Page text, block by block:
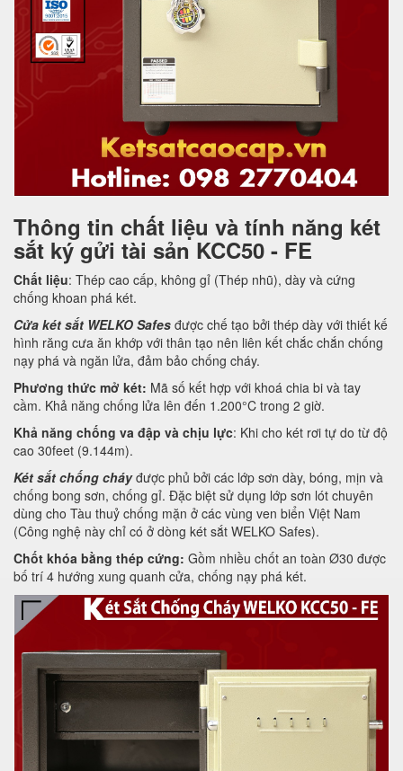
Thông tin chất liệu và tính năng két
sắt ký gửi tài sản KCC50 - FE
Chất liệu: Thép cao cấp, không gỉ (Thép nhũ), dày và cứng
chống khoan phá két.
Cửa két sắt WELKO Safes được chế tạo bởi thép dày với thiết kế
hình răng cưa ăn khớp với thân tạo nên liên kết chắc chắn chống
nạy phá và ngăn lửa, đảm bảo chống cháy.
Phương thức mở két: Mã số kết hợp với khoá chia bi và tay
cầm. Khả năng chống lửa lên đến 1.200°C trong 2 giờ.
Khả năng chống va đập và chịu lực: Khi cho két rơi tự do từ độ
cao 30feet (9.144m).
Két sắt chống cháyđược phủ bởi các lớp sơn dày, bóng, mịn và
chống bong sơn, chống gỉ. Đặc biệt sử dụng lớp sơn lót chuyên
dùng cho Tàu thuỷ chống mặn ở các vùng ven biển Việt Nam
(Công nghệ này chỉ có ở dòng két sắt WELKO Safes).
Chốt khóa bằng thép cứng: Gồm nhiều chốt an toàn Ø30 được
bố trí 4 hướng xung quanh cửa, chống nạy phá két.